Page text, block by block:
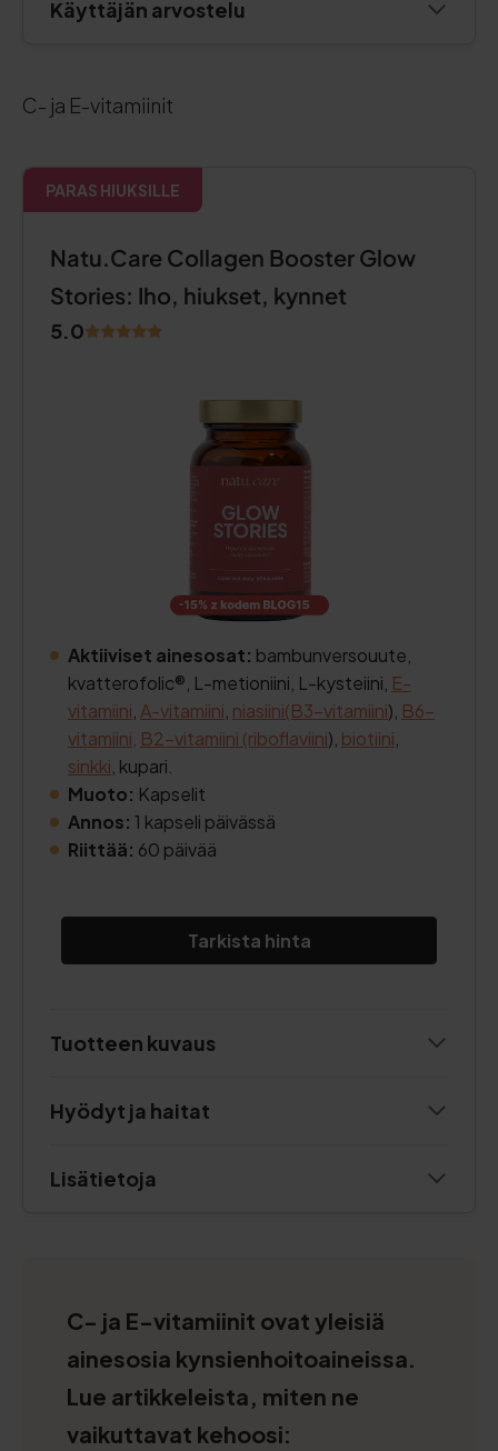
Käyttäjän arvostelu
C- ja E-vitamiinit
PARAS HIUKSILLE
Natu.Care Collagen Booster Glow
Stories: Iho, hiukset, kynnet
5.0
Aktiiviset ainesosat: bambunversouute,
kvatterofolic®, L-metioniini, L-kysteiini, E-
vitamiini A-vitamiini niasiini(B3-vitamiini), B6-
vitamiini, B2-vitamiini (riboflaviini), biotiini
sinkki , kupari.
Muoto: Kapselit
Annos: 1 kapseli päivässä
Riittää: 60 päivää
Tarkista hinta
Tuotteen kuvaus
Hyödyt ja haitat
Lisätietoja
C- ja E-vitamiinit ovat yleisiä
ainesosia kynsienhoitoaineissa.
Lue artikkeleista, miten ne
vaikuttavat kehoosi: